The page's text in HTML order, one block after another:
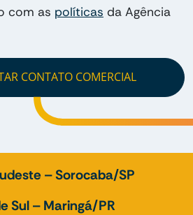
com as políticas da Agência
CONTATO COMERCIAL
– Sorocaba/SP
Sul – Maringá/PR